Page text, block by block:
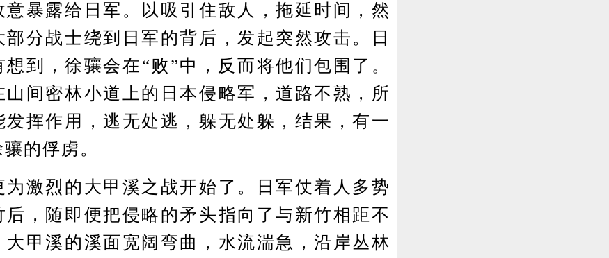
意暴露给日军。以吸引住敌人，拖延时间，然
部分战士绕到日军的背后，发起突然攻击。日
到，徐骧会在“败”中，反而将他们包围了。
山间密林小道上的日本侵略军，道路不熟，所
发挥作用，逃无处逃，躲无处躲，结果，有一
的俘虏。
烈的大甲溪之战开始了。日军仗着人多势
后，随即便把侵略的矛头指向了与新竹相距不
大甲溪的溪面宽阔弯曲，水流湍急，沿岸丛林